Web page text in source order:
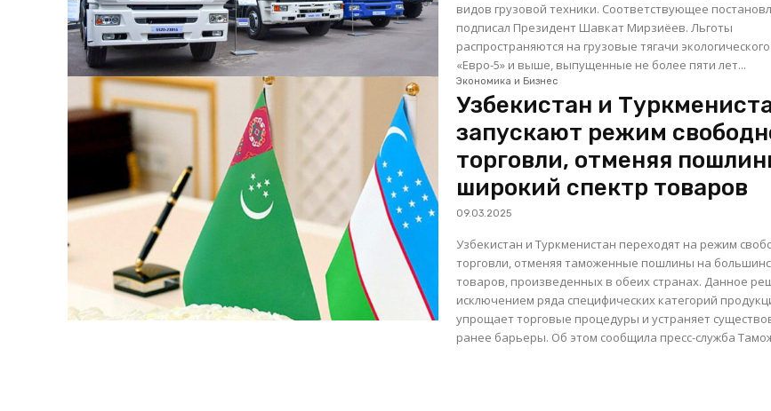
видов грузовой техники. Соответствующее
подписал Президент Шавкат Мирзиёев. Льготы
распространяются на грузовые тягачи экологического
«Евро-5» и выше, выпущенные не более пяти лет...
Экономика и Бизнес
Узбекистан и
запускают режим
торговли, отменяя
широкий спектр товаров
09.03.2025
Узбекистан и Туркменистан переходят на режим
торговли, отменяя таможенные пошлины на
товаров, произведенных в обеих странах. Данное
исключением ряда специфических категорий
упрощает торговые процедуры и устраняет
ранее барьеры. Об этом сообщила пресс-служба